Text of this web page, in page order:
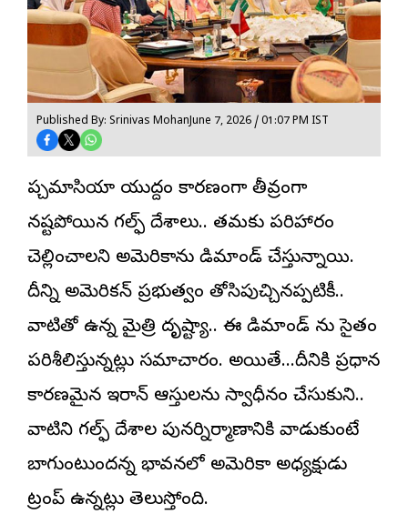
Published By: Srinivas MohanJune 7, 2026 / 01:07 PM IST
పశ్చిమాసియా యుద్దం కారణంగా తీవ్రంగా
నష్టపోయిన గల్ఫ్ దేశాలు.. తమకు పరిహారం
చెల్లించాలని అమెరికాను డిమాండ్ చేస్తున్నాయి.
దీన్ని అమెరికన్ ప్రభుత్వం తోసిపుచ్చినప్పటికీ..
వాటితో ఉన్న మైత్రి దృష్ట్యా.. ఈ డిమాండ్ ను సైతం
పరిశీలిస్తున్నట్లు సమాచారం. అయితే…దీనికి ప్రధాన
కారణమైన ఇరాన్ ఆస్తులను స్వాధీనం చేసుకుని..
వాటిని గల్ఫ్ దేశాల పునర్నిర్మాణానికి వాడుకుంటే
బాగుంటుందన్న భావనలో అమెరికా అధ్యక్షుడు
ట్రంప్ ఉన్నట్లు తెలుస్తోంది.